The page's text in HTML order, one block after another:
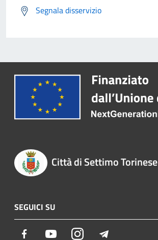
Segnala disservizio
Città di Settimo Torinese
SEGUICI SU
Facebook YoutubeInstagram